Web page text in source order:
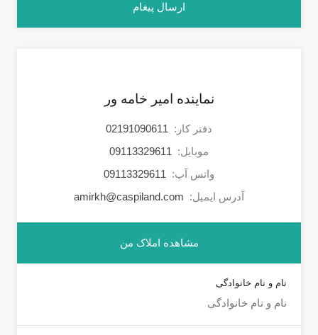
نماینده امیر خامه ور
دفتر کار: 02191090611
موبایل: 09113329611
واتس آپ: 09113329611
آدرس ایمیل: amirkh@caspiland.com
مشاهده املاک من
نام و نام خانوادگی